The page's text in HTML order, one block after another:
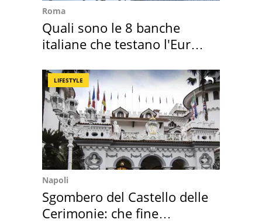
Roma
Quali sono le 8 banche
italiane che testano l'Euro
LIFESTYLE
Napoli
Sgombero del Castello delle
Cerimonie: che fine